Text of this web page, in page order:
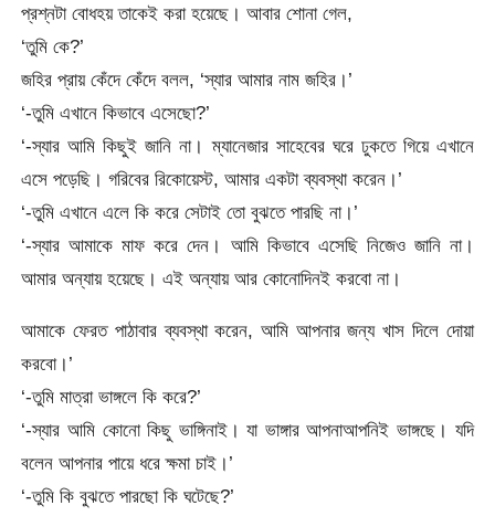
প্রশ্নটা বোধহয় তাকেই করা হয়েছে। আবার শোনা গেল,
‘তুমি কে?’
জহির প্রায় কেঁদে কেঁদে বলল, ‘স্যার আমার নাম জহির।’
‘-তুমি এখানে কিভাবে এসেছো?’
‘-স্যার আমি কিছুই জানি না। ম্যানেজার সাহেবের ঘরে ঢুকতে গিয়ে এখানে
এসে পড়েছি। গরিবের রিকোয়েস্ট, আমার একটা ব্যবস্থা করেন।’
‘-তুমি এখানে এলে কি করে সেটাই তো বুঝতে পারছি না।’
‘-স্যার আমাকে মাফ করে দেন। আমি কিভাবে এসেছি নিজেও জানি না।
আমার অন্যায় হয়েছে। এই অন্যায় আর কোনোদিনই করবো না।
আমাকে ফেরত পাঠাবার ব্যবস্থা করেন, আমি আপনার জন্য খাস দিলে দোয়া
করবো।’
‘-তুমি মাত্রা ভাঙ্গলে কি করে?’
‘-স্যার আমি কোনো কিছু ভাঙ্গিনাই। যা ভাঙ্গার আপনাআপনিই ভাঙ্গছে। যদি
বলেন আপনার পায়ে ধরে ক্ষমা চাই।’
‘-তুমি কি বুঝতে পারছো কি ঘটেছে?’